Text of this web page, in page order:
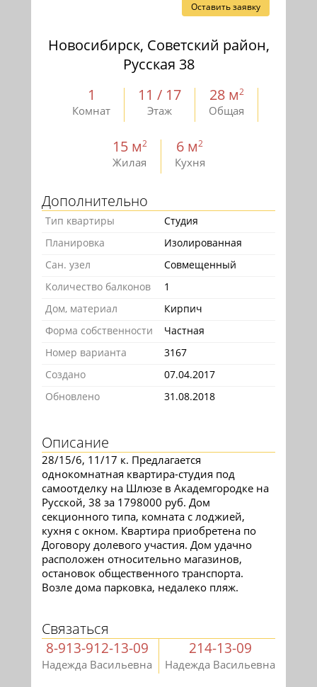
Оставить заявку
Новосибирск, Советский район,
Русская 38
1
Комнат
11 / 17
Этаж
28 м2
Общая
15 м2
Жилая
6 м2
Кухня
Дополнительно
Тип квартиры
Студия
Планировка
Изолированная
Сан. узел
Совмещенный
Количество балконов
1
Дом, материал
Кирпич
Форма собственности
Частная
Номер варианта
3167
Создано
07.04.2017
Обновлено
31.08.2018
Описание
28/15/6, 11/17 к. Предлагается
однокомнатная квартира-студия под
самоотделку на Шлюзе в Академгородке на
Русской, 38 за 1798000 руб. Дом
секционного типа, комната с лоджией,
кухня с окном. Квартира приобретена по
Договору долевого участия. Дом удачно
расположен относительно магазинов,
остановок общественного транспорта.
Возле дома парковка, недалеко пляж.
Связаться
8-913-912-13-09
Надежда Васильевна
214-13-09
Надежда Васильевна